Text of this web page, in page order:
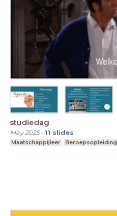
studiedag
May 2025- 11 slides
Maatschappijleer Beroepsopleiding